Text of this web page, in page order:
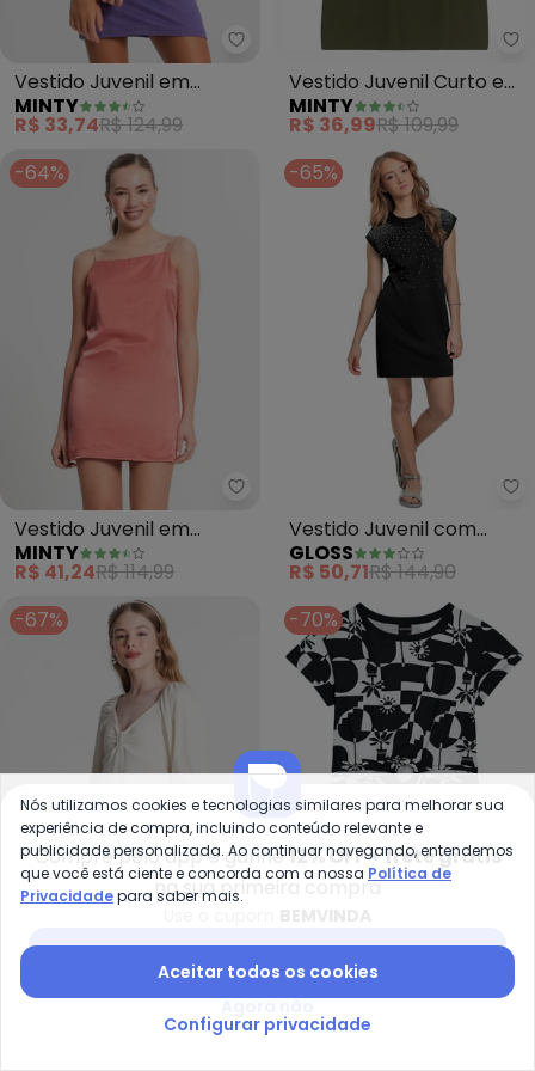
Minty - Vestido Juvenil em
Vestido Juvenil em
Ribana Canelada (Roxo)
MINTY
R$ 33,74R$ 124,99
Vestido Juvenil Curto em
Molecotton (Verde)
MINTY
R$ 36,99R$ 109,99
-64%
Minty - Vestido Juvenil em
Vestido Juvenil em
Viscopoly (Laranja)
MINTY
R$ 41,24R$ 114,99
-65%
Vestido Juvenil com
Strass (Preto)
GLOSS
R$ 50,71R$ 144,90
-67%
Minty - Vestido Juvenil
Vestido Juvenil Feminino
em Lurex (Bege)
MINTY
R$ 159,99
-70%
Vestido Teen Menina
(Preto)
AMORA
R$ 39,87
Compre pelo app e ganhe12% OFF + frete grátis
na sua primeira compra
Nós utilizamos cookies e tecnologias similares para melhorar sua
experiência de compra, incluindo conteúdo relevante e
publicidade personalizada. Ao continuar navegando, entendemos
que você está ciente e concorda com a nossa Política de
Privacidadepara saber mais.
Aceitar todos os cookies
Configurar privacidade